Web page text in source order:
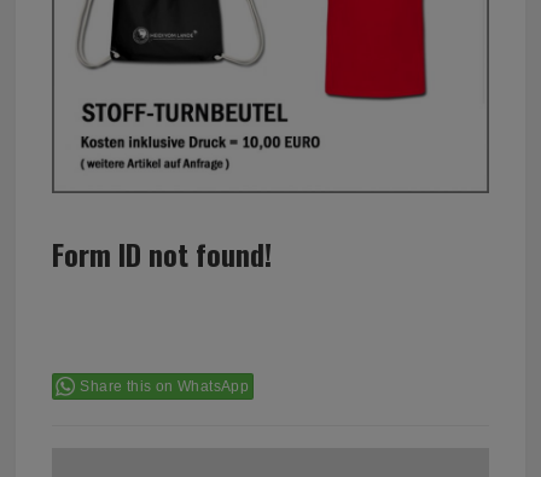
Form ID not found!
Share this on WhatsApp